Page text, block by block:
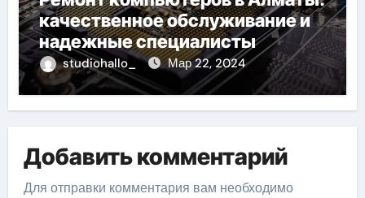
качественное обслуживание и
надежные специалисты
studiohallo_ Мар 22, 2024
Добавить комментарий
Для отправки комментария вам необходимо